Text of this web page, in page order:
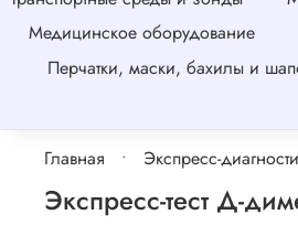
Медицинское оборудование
Перчатки, маски, бахилы и
Главная Экспресс-
Экспресс-тест Д-